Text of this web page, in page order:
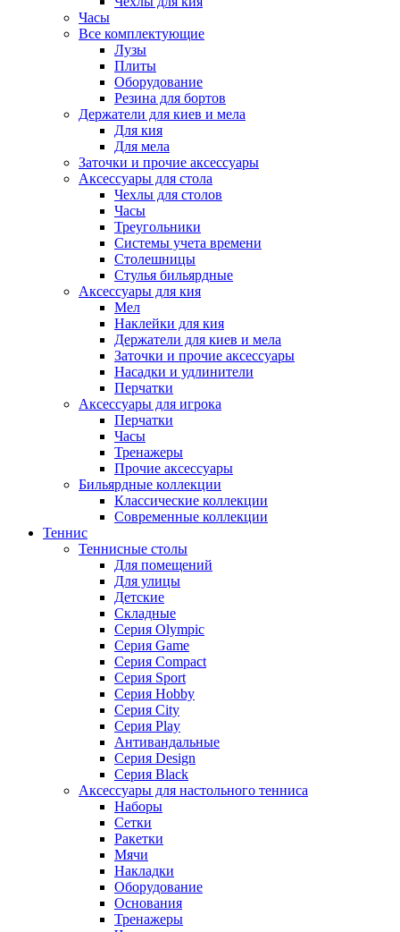
Часы
Все комплектующие
Лузы
Плиты
Оборудование
Резина для бортов
Держатели для киев и мела
Для кия
Для мела
Заточки и прочие аксессуары
Аксессуары для стола
Чехлы для столов
Часы
Треугольники
Системы учета времени
Столешницы
Стулья бильярдные
Аксессуары для кия
Мел
Наклейки для кия
Держатели для киев и мела
Заточки и прочие аксессуары
Насадки и удлинители
Перчатки
Аксессуары для игрока
Перчатки
Часы
Тренажеры
Прочие аксессуары
Бильярдные коллекции
Классические коллекции
Современные коллекции
Теннис
Теннисные столы
Для помещений
Для улицы
Детские
Складные
Серия Olympic
Серия Game
Серия Compact
Серия Sport
Серия Hobby
Серия City
Серия Play
Антивандальные
Серия Design
Серия Black
Аксессуары для настольного тенниса
Наборы
Сетки
Ракетки
Мячи
Накладки
Оборудование
Основания
Тренажеры